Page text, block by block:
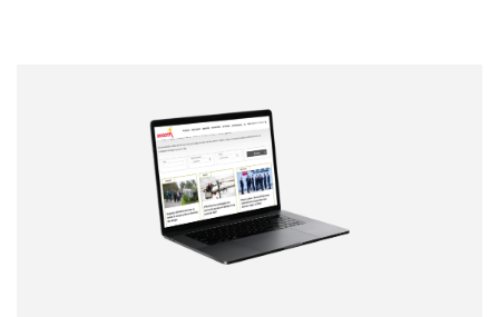
Correo electrónico
Tipo de comentario